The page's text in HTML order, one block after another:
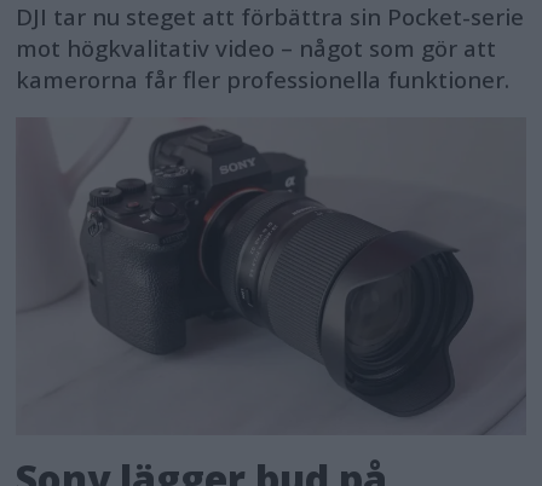
DJI tar nu steget att förbättra sin Pocket-serie
mot högkvalitativ video – något som gör att
kamerorna får fler professionella funktioner.